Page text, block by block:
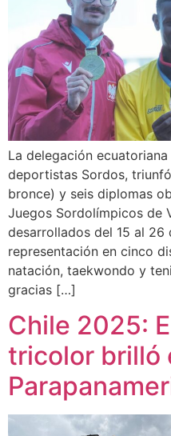
La delegación
deportistas Sordos,
bronce) y seis diplomas
Juegos Sordolímpicos de
desarrollados del 15 al
representación en cinco
natación, taekwondo y
gracias […]
Chile 2025:
tricolor brilló